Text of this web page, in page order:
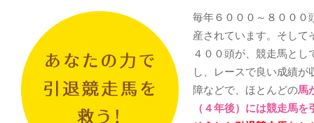
毎年６０００～８０００
産されています。そして
４００頭が、競走馬とし
し、レースで良い成績
障などで、ほとんどの馬
（４年後）には競走馬を